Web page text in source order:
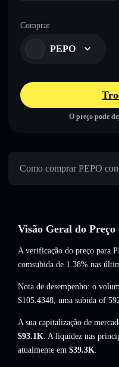
Comprar
PEPO
O preço pode
Como comprar PEPO
Visão Geral do
A verificação do preço para
comsubida de 1.38% nas
Nota de desempenho: o
$105.4348, uma subida of
A sua capitalização de
$93.1K. A liquidez nas
atualmente em $39.3K.